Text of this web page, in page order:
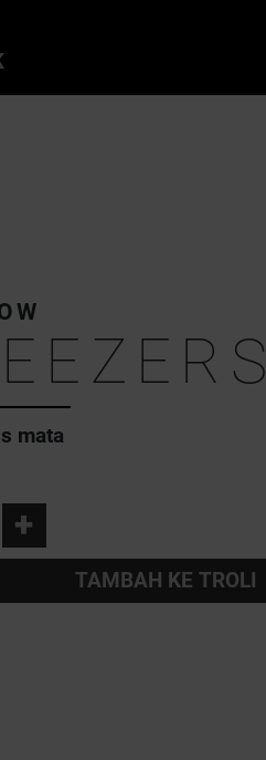
mata
+
TAMBAH KE TROLI